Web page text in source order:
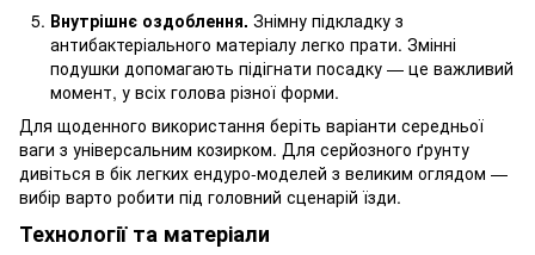
Внутрішнє оздоблення. Знімну підкладку з
антибактеріального матеріалу легко прати. Змінні
подушки допомагають підігнати посадку — це важливий
момент, у всіх голова різної форми.
Для щоденного використання беріть варіанти середньої
ваги з універсальним козирком. Для серйозного ґрунту
дивіться в бік легких ендуро-моделей з великим оглядом —
вибір варто робити під головний сценарій їзди.
Технології та матеріали